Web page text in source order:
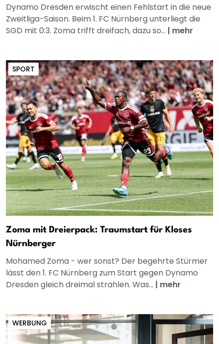
Dynamo Dresden erwischt einen Fehlstart in die neue
Zweitliga-Saison. Beim 1. FC Nürnberg unterliegt die
SGD mit 0:3. Zoma trifft dreifach, dazu so... | mehr
SPORT
Zoma mit Dreierpack: Traumstart für Kloses
Nürnberger
Mohamed Zoma - wer sonst? Der begehrte Stürmer
lässt den 1. FC Nürnberg zum Start gegen Dynamo
Dresden gleich dreimal strahlen. Was... | mehr
WERBUNG